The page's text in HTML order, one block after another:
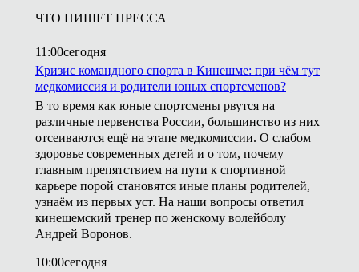
ЧТО ПИШЕТ ПРЕССА
11:00сегодня
Кризис командного спорта в Кинешме: при чём тут
медкомиссия и родители юных спортсменов?
В то время как юные спортсмены рвутся на
различные первенства России, большинство из них
отсеиваются ещё на этапе медкомиссии. О слабом
здоровье современных детей и о том, почему
главным препятствием на пути к спортивной
карьере порой становятся иные планы родителей,
узнаём из первых уст. На наши вопросы ответил
кинешемский тренер по женскому волейболу
Андрей Воронов.
10:00сегодня